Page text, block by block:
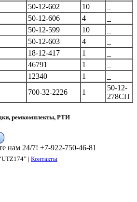
50-12-602 10
50-12-606 4
50-12-599 10
50-12-603 4
18-12-417 1
46791 1
12340 1
700-32-2226 1
50-12-
278СП
ремкомплекты, РТИ
нам 24/7! +7-922-750-46-81
| Контакты